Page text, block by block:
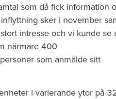
som då fick information
sker i november
intresse och vi kunde se
närmare 400
som anmälde sitt
i varierande ytor på